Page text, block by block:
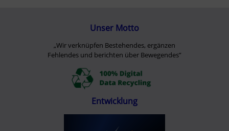
Unser Motto
„Wir verknüpfen Bestehendes, ergänzen
Fehlendes und berichten über Bewegendes”
Entwicklung